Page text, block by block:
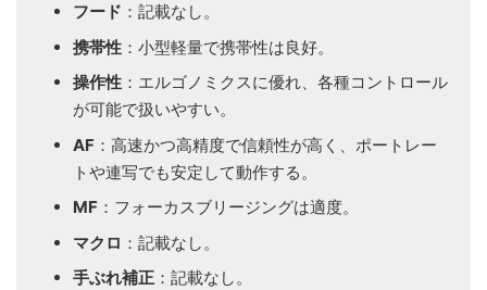
フード ：記載なし。
携帯性 ：小型軽量で携帯性は良好。
操作性 ：エルゴノミクスに優れ、各種コントロール
が可能で扱いやすい。
AF ：高速かつ高精度で信頼性が高く、ポートレー
トや連写でも安定して動作する。
MF ：フォーカスブリージングは適度。
マクロ ：記載なし。
手ぶれ補正 ：記載なし。